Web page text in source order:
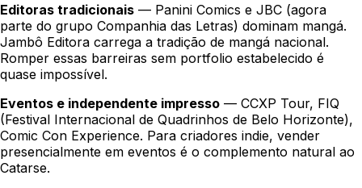
Editoras tradicionais — Panini Comics e JBC (agora
parte do grupo Companhia das Letras) dominam mangá.
Jambô Editora carrega a tradição de mangá nacional.
Romper essas barreiras sem portfolio estabelecido é
quase impossível.
Eventos e independente impresso — CCXP Tour, FIQ
(Festival Internacional de Quadrinhos de Belo Horizonte),
Comic Con Experience. Para criadores indie, vender
presencialmente em eventos é o complemento natural ao
Catarse.